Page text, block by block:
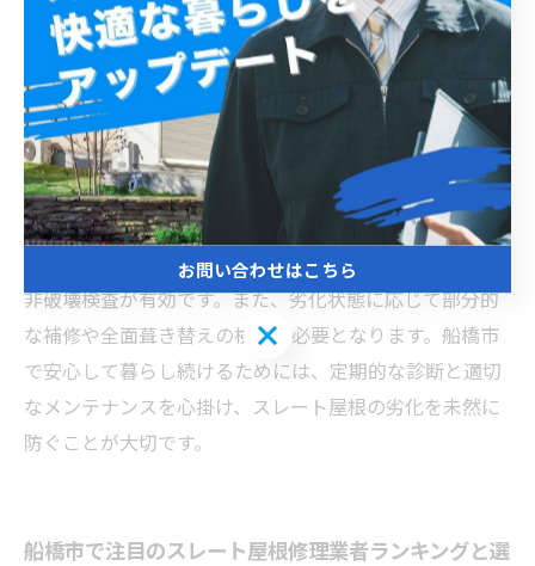
な劣化診断が不可欠です。スレート屋根は耐久性に優れ
ているものの、経年によるヒビ割れや欠け、コケや藻の
発生などが劣化のサインとして現れます。特に船橋市
は、四季による気温差や台風などの風雨が強いため、こ
れらの影響を受けやすい環境です。劣化が進むと、防水
性能が低下し雨漏りのリスクが高まるため、問題の早期
発見と対処が重要です。診断方法としては、専門業者に
よる目視点検に加え、赤外線カメラなどの機器を使った
非破壊検査が有効です。また、劣化状態に応じて部分的
な補修や全面葺き替えの検討も必要となります。船橋市
で安心して暮らし続けるためには、定期的な診断と適切
なメンテナンスを心掛け、スレート屋根の劣化を未然に
防ぐことが大切です。
船橋市で注目のスレート屋根修理業者ランキングと選
お問い合わせはこちら
お問い合わせはこちら